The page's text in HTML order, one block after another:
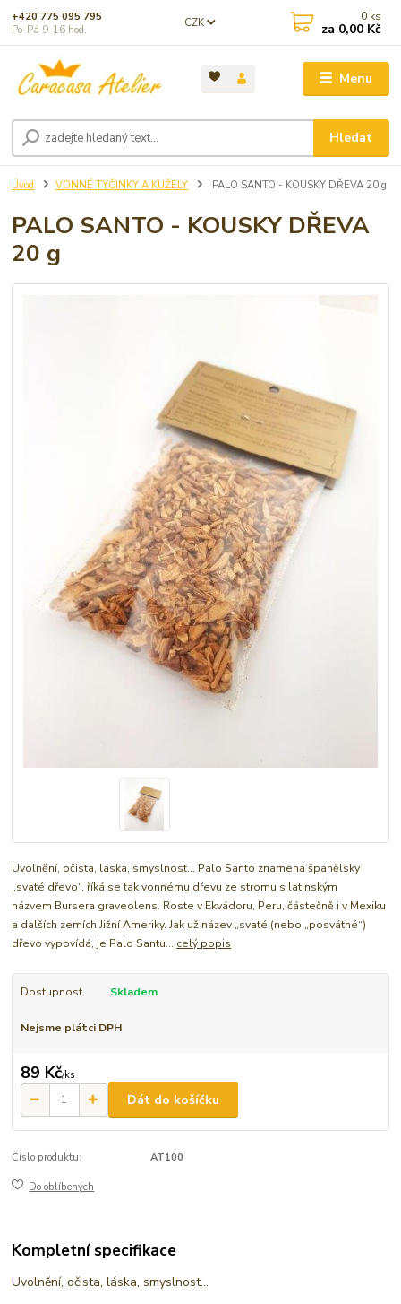
Menu
CZK
Hledat
+420 775 095 795
Po-Pá 9-16 hod.
0 ks
za 0,00 Kč
Úvod VONNÉ TYČINKY A KUŽELY PALO SANTO - KOUSKY DŘEVA 20 g
PALO SANTO - KOUSKY DŘEVA
20 g
Uvolnění, očista, láska, smyslnost... Palo Santo znamená španělsky
„svaté dřevo“, říká se tak vonnému dřevu ze stromu s latinským
názvem Bursera graveolens. Roste v Ekvádoru, Peru, částečně i v Mexiku
a dalších zemích Jižní Ameriky. Jak už název „svaté (nebo „posvátné“)
dřevo vypovídá, je Palo Santu... celý popis
Dostupnost Skladem
Nejsme plátci DPH
89 Kč/ks
Dát do košíčku
Číslo produktu: AT100
Do oblíbených
Kompletní specifikace
Uvolnění, očista, láska, smyslnost...